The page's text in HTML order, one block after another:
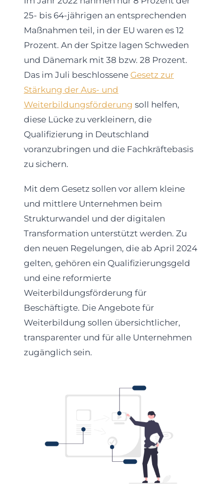
25- bis 64-jährigen an entsprechenden
Maßnahmen teil, in der EU waren es 12
Prozent. An der Spitze lagen Schweden
und Dänemark mit 38 bzw. 28 Prozent.
Das im Juli beschlossene Gesetz zur
Stärkung der Aus- und
Weiterbildungsförderung soll helfen,
diese Lücke zu verkleinern, die
Qualifizierung in Deutschland
voranzubringen und die Fachkräftebasis
zu sichern.
Mit dem Gesetz sollen vor allem kleine
und mittlere Unternehmen beim
Strukturwandel und der digitalen
Transformation unterstützt werden. Zu
den neuen Regelungen, die ab April 2024
gelten, gehören ein Qualifizierungsgeld
und eine reformierte
Weiterbildungsförderung für
Beschäftigte. Die Angebote für
Weiterbildung sollen übersichtlicher,
transparenter und für alle Unternehmen
zugänglich sein.